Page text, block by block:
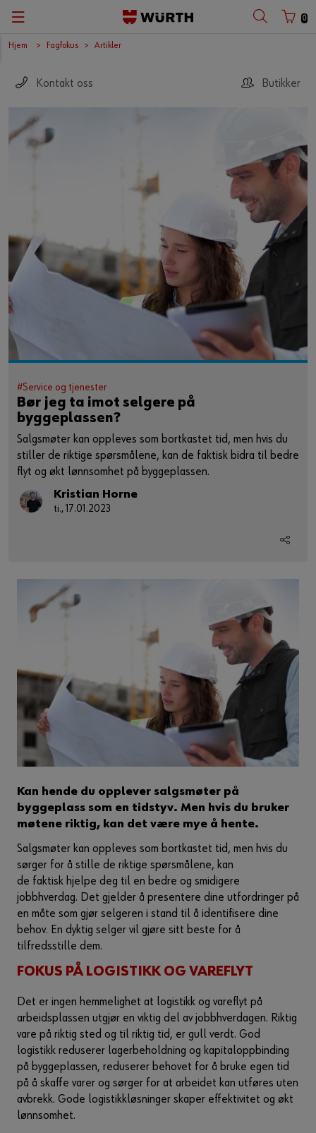
0
Hjem Fagfokus Artikler
Kontakt oss Butikker
#Service og tjenester
Bør jeg ta imot selgere på
byggeplassen?
Salgsmøter kan oppleves som bortkastet tid, men hvis du
stiller de riktige spørsmålene, kan de faktisk bidra til bedre
flyt og økt lønnsomhet på byggeplassen.
Kristian Horne
ti., 17.01.2023
Kan hende du opplever salgsmøter på
byggeplass som en tidstyv. Men hvis du bruker
møtene riktig, kan det være mye å hente.
Salgsmøter kan oppleves som bortkastet tid, men hvis du
sørger for å stille de riktige spørsmålene, kan
de faktisk hjelpe deg til en bedre og smidigere
jobbhverdag. Det gjelder å presentere dine utfordringer på
en måte som gjør selgeren i stand til å identifisere dine
behov. En dyktig selger vil gjøre sitt beste for å
tilfredsstille dem.
FOKUS PÅ LOGISTIKK OG VAREFLYT
Det er ingen hemmelighet at logistikk og vareflyt på
arbeidsplassen utgjør en viktig del av jobbhverdagen. Riktig
vare på riktig sted og til riktig tid, er gull verdt. God
logistikk reduserer lagerbeholdning og kapitaloppbinding
på byggeplassen, reduserer behovet for å bruke egen tid
på å skaffe varer og sørger for at arbeidet kan utføres uten
avbrekk. Gode logistikkløsninger skaper effektivitet og økt
lønnsomhet.